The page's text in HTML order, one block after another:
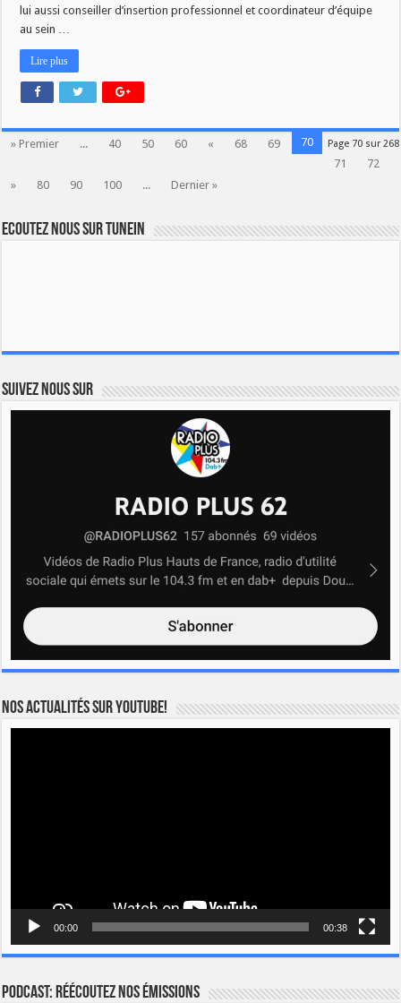
A
lui aussi conseiller d’insertion professionnel et coordinateur d’équipe
au sein …
Lire plus
Page 70 sur 268
» Premier ... 40 50 60 « 68 69
70
71
72
»
80 90 100 ... Dernier »
Ecoutez nous sur TuneIn
Suivez nous sur
Nos actualités sur YOUTUBE!
00:00 00:38
Podcast: Réécoutez nos émissions